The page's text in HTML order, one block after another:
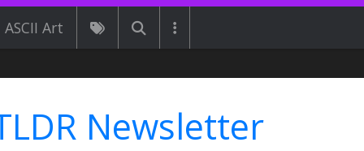
ASCII Art
Newsletter